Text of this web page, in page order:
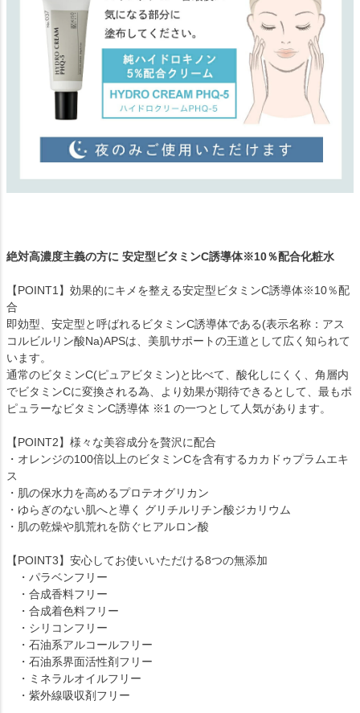
絶対高濃度主義の方に 安定型ビタミンC誘導体※10％配合化粧水
【POINT1】効果的にキメを整える安定型ビタミンC誘導体※10％配
合
即効型、安定型と呼ばれるビタミンC誘導体である(表示名称：アス
コルビルリン酸Na)APSは、美肌サポートの王道として広く知られて
います。
通常のビタミンC(ピュアビタミン)と比べて、酸化しにくく、角層内
でビタミンCに変換される為、より効果が期待できるとして、最もポ
ピュラーなビタミンC誘導体 ※1 の一つとして人気があります。
【POINT2】様々な美容成分を贅沢に配合
・オレンジの100倍以上のビタミンCを含有するカカドゥプラムエキ
ス
・肌の保水力を高めるプロテオグリカン
・ゆらぎのない肌へと導く グリチルリチン酸ジカリウム
・肌の乾燥や肌荒れを防ぐヒアルロン酸
【POINT3】安心してお使いいただける8つの無添加
・パラベンフリー
・合成香料フリー
・合成着色料フリー
・シリコンフリー
・石油系アルコールフリー
・石油系界面活性剤フリー
・ミネラルオイルフリー
・紫外線吸収剤フリー